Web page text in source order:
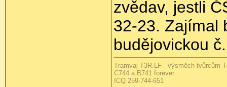
zvědav, jestli
32-23. Zajímal
budějovickou
Tramvaj T3R.LF - výsměch tvůrcům
C744 a B741 forever.
ICQ 259-744-651